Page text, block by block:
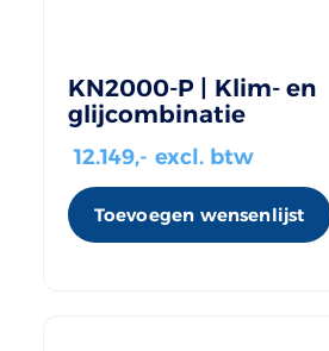
KN2000-P | Klim- en
glijcombinatie
12.149,- excl. btw
Toevoegen wensenlijst